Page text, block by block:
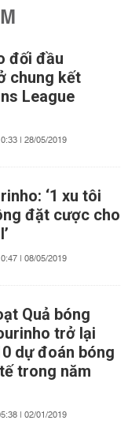
đối đầu
chung kết
League
| 28/05/2019
‘1 xu tôi
đặt cược cho
| 08/05/2019
Quả bóng
trở lại
dự đoán bóng
trong năm
| 02/01/2019